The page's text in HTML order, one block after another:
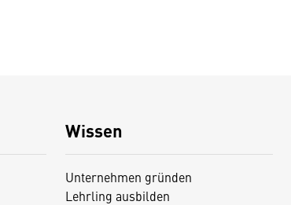
Wissen
Unternehmen gründen
Lehrling ausbilden